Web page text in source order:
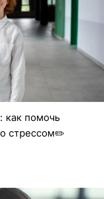
как помочь
стрессом✏️